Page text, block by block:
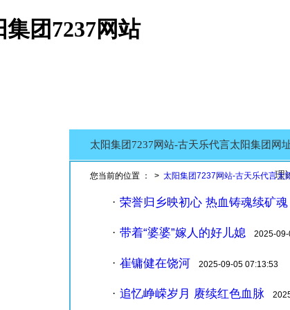
团7237网站
太阳集团7237网站-古天乐代言太阳集团网
理
您当前的位置 ： > 太阳集团7237网站-古天乐代言太
· 荣誉归乡映初心 热血铸魂续矿魂
· 带着“婆婆”嫁人的好儿媳 2025-09-
· 崔镛健在饶河 2025-09-05 07:13:53
· 追忆峥嵘岁月 赓续红色血脉